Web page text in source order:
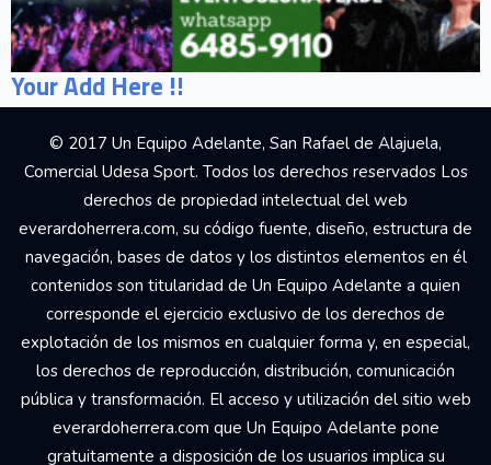
Your Add Here !!
© 2017 Un Equipo Adelante, San Rafael de Alajuela,
Comercial Udesa Sport. Todos los derechos reservados Los
derechos de propiedad intelectual del web
everardoherrera.com, su código fuente, diseño, estructura de
navegación, bases de datos y los distintos elementos en él
contenidos son titularidad de Un Equipo Adelante a quien
corresponde el ejercicio exclusivo de los derechos de
explotación de los mismos en cualquier forma y, en especial,
los derechos de reproducción, distribución, comunicación
pública y transformación. El acceso y utilización del sitio web
everardoherrera.com que Un Equipo Adelante pone
gratuitamente a disposición de los usuarios implica su